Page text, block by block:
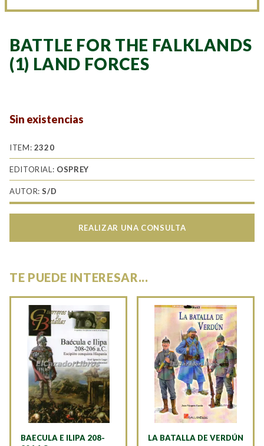
BATTLE FOR THE FALKLANDS
(1) LAND FORCES
Sin existencias
ITEM: 2320
EDITORIAL: OSPREY
AUTOR:S/D
REALIZAR UNA CONSULTA
TE PUEDE INTERESAR...
BAECULA E ILIPA 208-
LA BATALLA DE VERDÚN